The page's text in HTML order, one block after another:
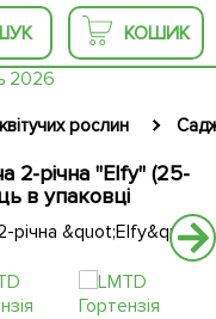
КОШИК
рослин
2-річна "Elfy" (25-
в упаковці